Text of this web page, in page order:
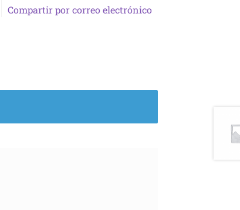
Compartir por correo electrónico